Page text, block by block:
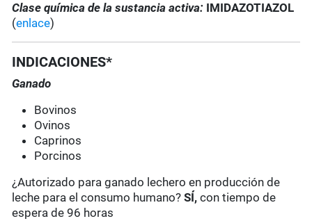
Clase química de la sustancia activa: IMIDAZOTIAZOL
(enlace)
INDICACIONES*
Ganado
Bovinos
Ovinos
Caprinos
Porcinos
¿Autorizado para ganado lechero en producción de
leche para el consumo humano?SÍ,con tiempo de
espera de 96 horas